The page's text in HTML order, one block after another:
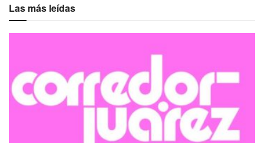
Las más leídas